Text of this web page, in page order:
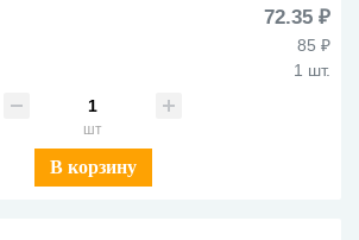
72.35 ₽
85 ₽
1 шт.
шт
В корзину